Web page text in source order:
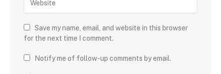
Save my name, email, and website in this browser
for the next time I comment.
Notify me of follow-up comments by email.